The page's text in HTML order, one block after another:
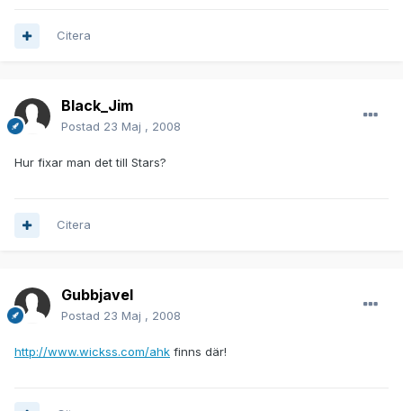
Citera
Black_Jim
Postad 23 Maj , 2008
Hur fixar man det till Stars?
Citera
Gubbjavel
Postad 23 Maj , 2008
http://www.wickss.com/ahk finns där!